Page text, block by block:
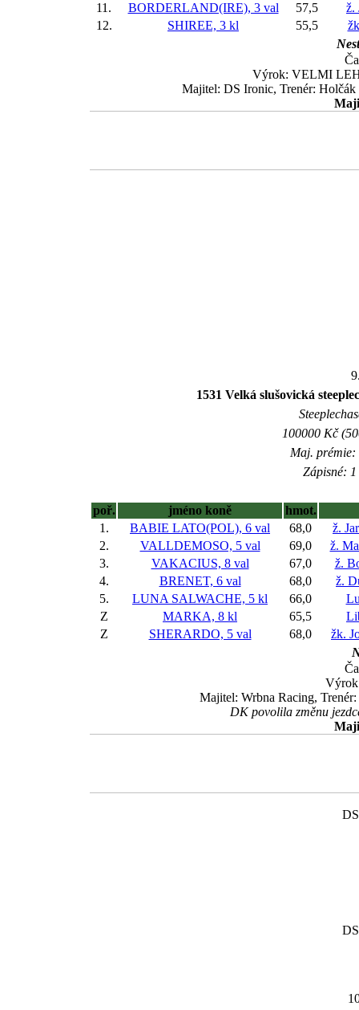
11.
BORDERLAND(IRE), 3 val 57,5
ž.
12.
SHIREE, 3 kl 55,5
Výrok: VELMI
Majitel: DS Ironic, Trenér:
1531 Velká slušovická
100000 Kč
Maj. prémie:
Zápisné:
poř. jméno koně
hmot.
1.
BABIE LATO(POL), 6 val 68,0
ž.
2.
VALLDEMOSO, 5 val 69,0
ž.
3.
VAKACIUS, 8 val 67,0
ž.
4.
BRENET, 6 val 68,0
ž.
5.
LUNA SALWACHE, 5 kl 66,0
Z
MARKA, 8 kl 65,5
Z
SHERARDO, 5 val 68,0
žk.
Majitel: Wrbna Racing,
DK povolila změnu